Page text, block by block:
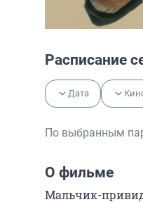
Расписание
Дата
По выбранным
О фильме
Мальчик-